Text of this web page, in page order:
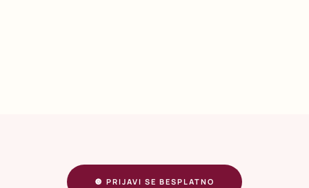
🔘 PRIJAVI SE BESPLATNO